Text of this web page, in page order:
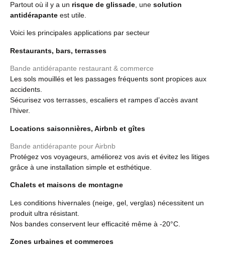
Partout où il y a un risque de glissade , une solution
antidérapante est utile.
Voici les principales applications par secteur
Restaurants, bars, terrasses
Bande antidérapante restaurant & commerce
Les sols mouillés et les passages fréquents sont propices aux
accidents.
Sécurisez vos terrasses, escaliers et rampes d’accès avant
l’hiver.
Locations saisonnières, Airbnb et gîtes
Bande antidérapante pour Airbnb
Protégez vos voyageurs, améliorez vos avis et évitez les litiges
grâce à une installation simple et esthétique.
Chalets et maisons de montagne
Les conditions hivernales (neige, gel, verglas) nécessitent un
produit ultra résistant.
Nos bandes conservent leur efficacité même à -20°C.
Zones urbaines et commerces